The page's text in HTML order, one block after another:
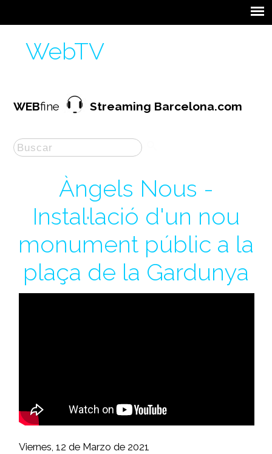
WebTV
WEBfineStreaming Barcelona.com
Àngels Nous -
Instal·lació d'un nou
monument públic a la
plaça de la Gardunya
Viernes, 12 de Marzo de 2021